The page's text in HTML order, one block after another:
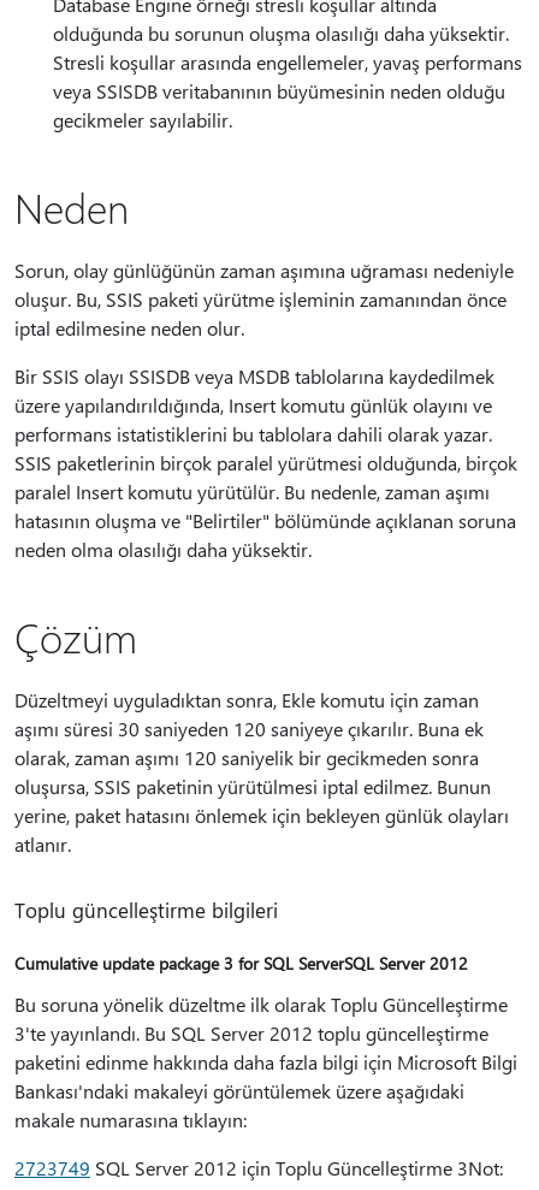
olduğunda bu sorunun oluşma olasılığı daha yüksektir.
Stresli koşullar arasında engellemeler, yavaş performans
veya SSISDB veritabanının büyümesinin neden olduğu
gecikmeler sayılabilir.
Neden
Sorun, olay günlüğünün zaman aşımına uğraması nedeniyle
oluşur. Bu, SSIS paketi yürütme işleminin zamanından önce
iptal edilmesine neden olur.
Bir SSIS olayı SSISDB veya MSDB tablolarına kaydedilmek
üzere yapılandırıldığında, Insert komutu günlük olayını ve
performans istatistiklerini bu tablolara dahili olarak yazar.
SSIS paketlerinin birçok paralel yürütmesi olduğunda, birçok
paralel Insert komutu yürütülür. Bu nedenle, zaman aşımı
hatasının oluşma ve "Belirtiler" bölümünde açıklanan soruna
neden olma olasılığı daha yüksektir.
Çözüm
Düzeltmeyi uyguladıktan sonra, Ekle komutu için zaman
aşımı süresi 30 saniyeden 120 saniyeye çıkarılır. Buna ek
olarak, zaman aşımı 120 saniyelik bir gecikmeden sonra
oluşursa, SSIS paketinin yürütülmesi iptal edilmez. Bunun
yerine, paket hatasını önlemek için bekleyen günlük olayları
atlanır.
Toplu güncelleştirme bilgileri
Cumulative update package 3 for SQL ServerSQL Server 2012
Bu soruna yönelik düzeltme ilk olarak Toplu Güncelleştirme
3'te yayınlandı. Bu SQL Server 2012 toplu güncelleştirme
paketini edinme hakkında daha fazla bilgi için Microsoft Bilgi
Bankası'ndaki makaleyi görüntülemek üzere aşağıdaki
makale numarasına tıklayın:
2723749 SQL Server 2012 için Toplu Güncelleştirme 3Not: